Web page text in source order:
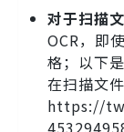
对于扫描
OCR，即
格；以下
在扫描文
https://